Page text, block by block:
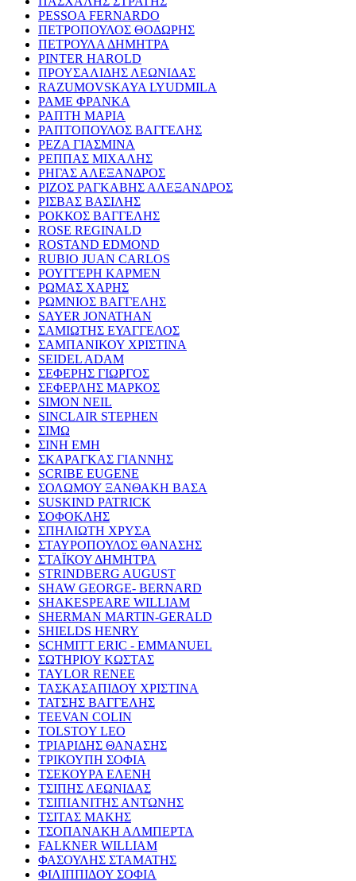
PESSOA FERNARDO
ΠΕΤΡΟΠΟΥΛΟΣ ΘΟΔΩΡΗΣ
ΠΕΤΡΟΥΛΑ ΔΗΜΗΤΡΑ
PINTER HAROLD
ΠΡΟΥΣΑΛΙΔΗΣ ΛΕΩΝΙΔΑΣ
RAZUMOVSKAYA LYUDMILA
ΡΑΜΕ ΦΡΑΝΚΑ
ΡΑΠΤΗ ΜΑΡΙΑ
ΡΑΠΤΟΠΟΥΛΟΣ ΒΑΓΓΕΛΗΣ
ΡΕΖΑ ΓΙΑΣΜΙΝΑ
ΡΕΠΠΑΣ ΜΙΧΑΛΗΣ
ΡΗΓΑΣ ΑΛΕΞΑΝΔΡΟΣ
ΡΙΖΟΣ ΡΑΓΚΑΒΗΣ ΑΛΕΞΑΝΔΡΟΣ
ΡΙΣΒΑΣ ΒΑΣΙΛΗΣ
ΡΟΚΚΟΣ ΒΑΓΓΕΛΗΣ
ROSE REGINALD
ROSTAND EDMOND
RUBIO JUAN CARLOS
ΡΟΥΓΓΕΡΗ ΚΑΡΜΕΝ
ΡΩΜΑΣ ΧΑΡΗΣ
ΡΩΜΝΙΟΣ ΒΑΓΓΕΛΗΣ
SAYER JONATHAN
ΣΑΜΙΩΤΗΣ ΕΥΑΓΓΕΛΟΣ
ΣΑΜΠΑΝΙΚΟΥ ΧΡΙΣΤΙΝΑ
SEIDEL ADAM
ΣΕΦΕΡΗΣ ΓΙΩΡΓΟΣ
ΣΕΦΕΡΛΗΣ ΜΑΡΚΟΣ
SIMON NEIL
SINCLAIR STEPHEN
ΣΙΜΩ
ΣΙΝΗ ΕΜΗ
ΣΚΑΡΑΓΚΑΣ ΓΙΑΝΝΗΣ
SCRIBE EUGENE
ΣΟΛΩΜΟΥ ΞΑΝΘΑΚΗ ΒΑΣΑ
SUSKIND PATRICK
ΣΟΦΟΚΛΗΣ
ΣΠΗΛΙΩΤΗ ΧΡΥΣΑ
ΣΤΑΥΡΟΠΟΥΛΟΣ ΘΑΝΑΣΗΣ
ΣΤΑΪΚΟΥ ΔΗΜΗΤΡΑ
STRINDBERG AUGUST
SHAW GEORGE- BERNARD
SHAKESPEARE WILLIAM
SHERMAN MARTIN-GERALD
SHIELDS HENRY
SCHMITT ERIC - EMMANUEL
ΣΩΤΗΡΙΟΥ ΚΩΣΤΑΣ
TAYLOR RENEE
ΤΑΣΚΑΣΑΠΙΔΟΥ ΧΡΙΣΤΙΝΑ
ΤΑΤΣΗΣ ΒΑΓΓΕΛΗΣ
TEEVAN COLIN
TOLSTOY LEO
ΤΡΙΑΡΙΔΗΣ ΘΑΝΑΣΗΣ
ΤΡΙΚΟΥΠΗ ΣΟΦΙΑ
ΤΣΕΚΟΥΡΑ ΕΛΕΝΗ
ΤΣΙΠΗΣ ΛΕΩΝΙΔΑΣ
ΤΣΙΠΙΑΝΙΤΗΣ ΑΝΤΩΝΗΣ
ΤΣΙΤΑΣ ΜΑΚΗΣ
ΤΣΟΠΑΝΑΚΗ ΑΛΜΠΕΡΤΑ
FALKNER WILLIAM
ΦΑΣΟΥΛΗΣ ΣΤΑΜΑΤΗΣ
ΦΙΛΙΠΠΙΔΟΥ ΣΟΦΙΑ